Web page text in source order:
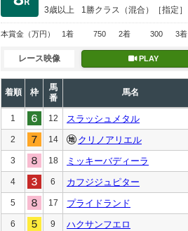
3歳以上 1勝クラス （混合）［指定］
本賞金 （万円） 1着 750 2着 300 3着
レース映像 PLAY
着順 枠
馬
番
馬名
1 12 スラッシュメタル
2 14 クリノアリエル
3 18 ミッキーバディーラ
4 6 カフジジュピター
5 17 プライドランド
6 9 ハクサンフエロ